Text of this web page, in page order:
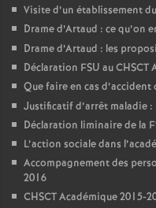
Visite d’un établissement
Drame d’Artaud : ce qu’on
Drame d’Artaud : les
Déclaration FSU au
Que faire en cas d’accident
Justificatif d’arrêt maladie
Déclaration liminaire de la
L’action sociale dans
Accompagnement des
2016
CHSCT Académique 2015-